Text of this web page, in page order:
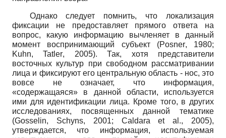
Однако следует помнить, что локализация
фиксации не предоставляет прямого ответа на
вопрос, какую информацию вычленяет в данный
момент воспринимающий субъект (Posner, 1980;
Kuhn,Tatler, 2005). Так, хотя представители
восточных культур при свободном рассматривании
лица и фиксируют его центральную область - нос, это
вовсе не означает, что информация,
«содержащаяся» в данной области, используется
ими для идентификации лица. Кроме того, в других
исследованиях, посвященных данной тематике
(Gosselin, Schyns, 2001; Caldara et al .,2005),
утверждается, что информация, используемая